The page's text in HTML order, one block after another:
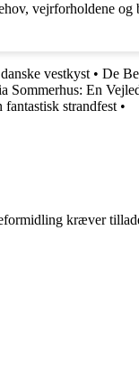
vejrforholdene
vestkyst• De
Sommerhus: En
fantastisk strandfest•
kræver